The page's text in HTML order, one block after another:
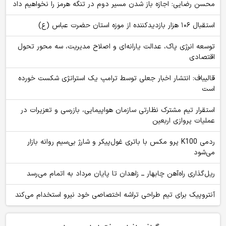
محسن رضایی: اجازه باز شدن مسیر دوم در تنگه هرمز را نخواهیم داد
استقبال ۱۰۶ هزار بازدیدکننده از موزه استان حضرت عباس (ع)
توسعه انرژی پاک، عدالت یارانه‌ای و اصلاح مدیریت، سه محور تحول
اقتصادی
قالیباف: انتشار اخبار جعلی توسط ترامپ یک استراتژی شکست خورده
است
استقرار تیم مشترک نظارتی سازمان هواپیمایی، بازرسی و تعزیرات در
عملیات پروازی اربعین
ردمی K100 پرو مکس با باتری غول‌پیکر و شارژ بی‌سیم روانه بازار
می‌شود
ریل‌گذاری راه‌آهن چابهار ــ زاهدان تا پایان مرداد به اتمام می‌رسد
آنتروپیک برای تیم طراحی تراشه اختصاصی خود نیرو استخدام می‌کند